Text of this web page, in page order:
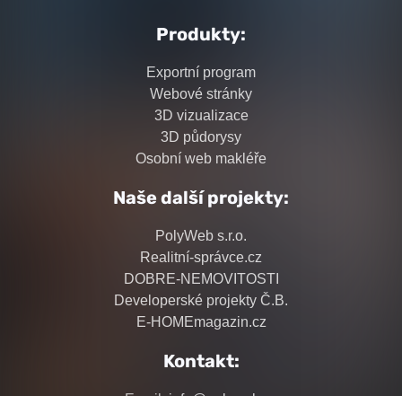
Produkty:
Exportní program
Webové stránky
3D vizualizace
3D půdorysy
Osobní web makléře
Naše další projekty:
PolyWeb s.r.o.
Realitní-správce.cz
DOBRE-NEMOVITOSTI
Developerské projekty Č.B.
E-HOMEmagazin.cz
Kontakt: